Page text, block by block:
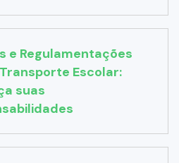
e Regulamentações
Escolar:
suas